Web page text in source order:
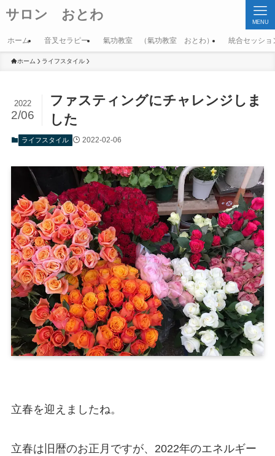
サロン おとわ MENU
ホーム 音叉セラピー 氣功教室 （氣功教室 おとわ） 統合セッショ
ホーム ライフスタイル
ファスティングにチャレンジしま
した
2022
2/06
ライフスタイル 2022-02-06
立春を迎えましたね。
立春は旧暦のお正月ですが、2022年のエネルギー